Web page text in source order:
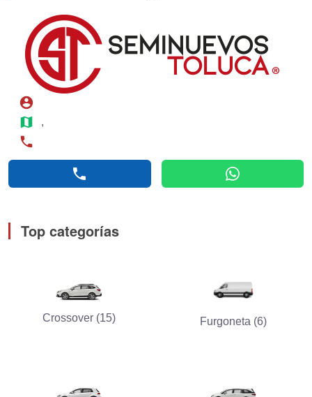
account_circle
map
,
phone
phone whatsapp
Top categorías
Crossover (15) Furgoneta (6)